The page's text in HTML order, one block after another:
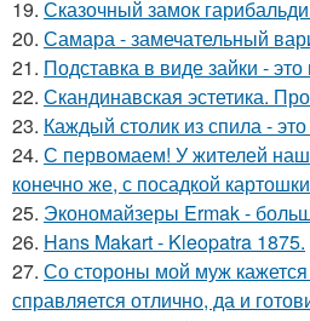
19. Сказочный замок
20. Самара - замечательный
21. Подставка в виде зайки -
22. Скандинавская эстетика.
23. Каждый столик из спила -
24. С первомаем! У жителей
конечно же, с посадкой
25. Экономайзеры Ermak -
26. Hans Makart - Kleopatra 1875.
27. Со стороны мой муж
справляется отлично, да и